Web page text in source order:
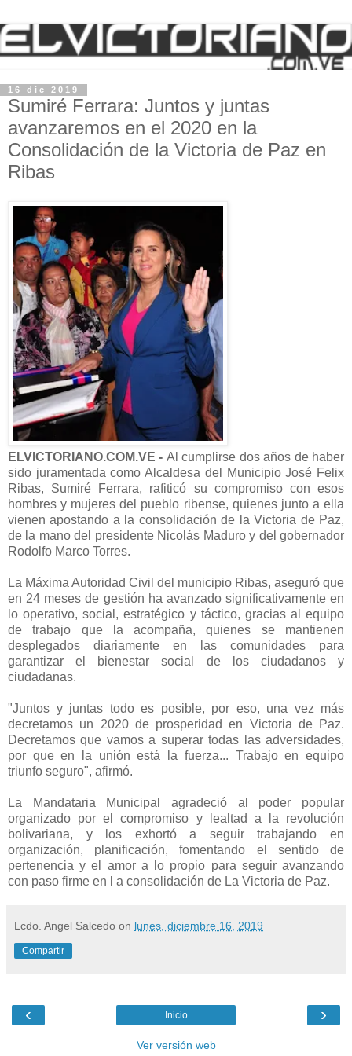
16 dic 2019
Sumiré Ferrara: Juntos y juntas
avanzaremos en el 2020 en la
Consolidación de la Victoria de Paz en
Ribas
ELVICTORIANO.COM.VE - Al cumplirse dos años de haber
sido juramentada como Alcaldesa del Municipio José Felix
Ribas, Sumiré Ferrara, rafiticó su compromiso con esos
hombres y mujeres del pueblo ribense, quienes junto a ella
vienen apostando a la consolidación de la Victoria de Paz,
de la mano del presidente Nicolás Maduro y del gobernador
Rodolfo Marco Torres.
La Máxima Autoridad Civil del municipio Ribas, aseguró que
en 24 meses de gestión ha avanzado significativamente en
lo operativo, social, estratégico y táctico, gracias al equipo
de trabajo que la acompaña, quienes se mantienen
desplegados diariamente en las comunidades para
garantizar el bienestar social de los ciudadanos y
ciudadanas.
"Juntos y juntas todo es posible, por eso, una vez más
decretamos un 2020 de prosperidad en Victoria de Paz.
Decretamos que vamos a superar todas las adversidades,
por que en la unión está la fuerza... Trabajo en equipo
triunfo seguro", afirmó.
La Mandataria Municipal agradeció al poder popular
organizado por el compromiso y lealtad a la revolución
bolivariana, y los exhortó a seguir trabajando en
organización, planificación, fomentando el sentido de
pertenencia y el amor a lo propio para seguir avanzando
con paso firme en l a consolidación de La Victoria de Paz.
Lcdo. Angel Salcedo on lunes, diciembre 16, 2019
Compartir
‹ ›
Inicio
Ver versión web